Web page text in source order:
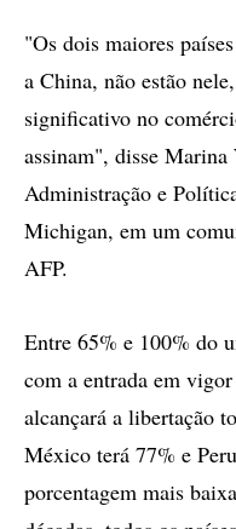
"Os dois maiores
a China, não estão
significativo no
assinam", disse
Administração e
Michigan, em um
AFP.
Entre 65% e 100% do
com a entrada em
alcançará a libertação
México terá 77% e
porcentagem mais